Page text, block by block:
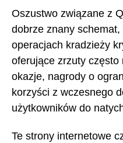
Oszustwo związane z
dobrze znany
operacjach kradzieży
oferujące zrzuty
okazje, nagrody o
korzyści z wczesnego
użytkowników do
Te strony internetowe